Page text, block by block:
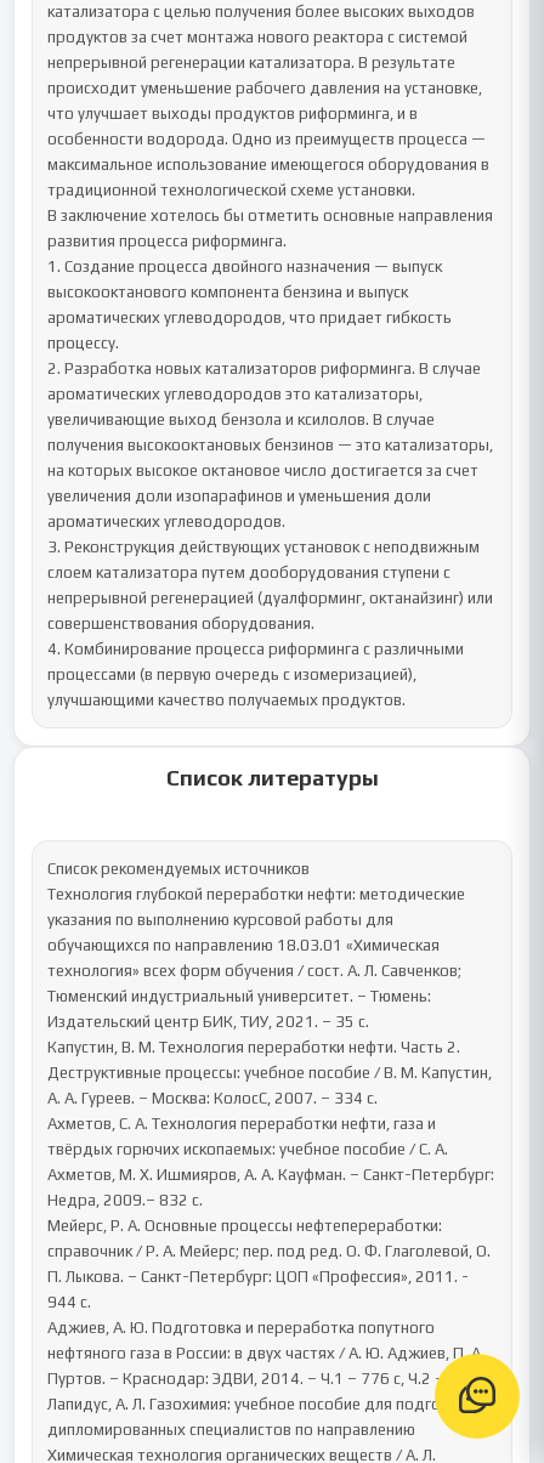
катализатора с целью получения более высоких выходов
продуктов за счет монтажа нового реактора с системой
непрерывной регенерации катализатора. В результате
происходит уменьшение рабочего давления на установке,
что улучшает выходы продуктов риформинга, и в
особенности водорода. Одно из преимуществ процесса —
максимальное использование имеющегося оборудования в
традиционной технологической схеме установки.
В заключение хотелось бы отметить основные направления
развития процесса риформинга.
1. Создание процесса двойного назначения — выпуск
высокооктанового компонента бензина и выпуск
ароматических углеводородов, что придает гибкость
процессу.
2. Разработка новых катализаторов риформинга. В случае
ароматических углеводородов это катализаторы,
увеличивающие выход бензола и ксилолов. В случае
получения высокооктановых бензинов — это катализаторы,
на которых высокое октановое число достигается за счет
увеличения доли изопарафинов и уменьшения доли
ароматических углеводородов.
3. Реконструкция действующих установок с неподвижным
слоем катализатора путем дооборудования ступени с
непрерывной регенерацией (дуалформинг, октанайзинг) или
совершенствования оборудования.
4. Комбинирование процесса риформинга с различными
процессами (в первую очередь с изомеризацией),
улучшающими качество получаемых продуктов.
Список литературы
Список рекомендуемых источников
Технология глубокой переработки нефти: методические
указания по выполнению курсовой работы для
обучающихся по направлению 18.03.01 «Химическая
технология» всех форм обучения / сост. А. Л. Савченков;
Тюменский индустриальный университет. – Тюмень:
Издательский центр БИК, ТИУ, 2021. – 35 с.
Капустин, В. М. Технология переработки нефти. Часть 2.
Деструктивные процессы: учебное пособие / В. М. Капустин,
А. А. Гуреев. – Москва: КолосС, 2007. – 334 с.
Ахметов, С. А. Технология переработки нефти, газа и
твёрдых горючих ископаемых: учебное пособие / С. А.
Ахметов, М. Х. Ишмияров, А. А. Кауфман. – Санкт-Петербург:
Недра, 2009.– 832 с.
Мейерс, Р. А. Основные процессы нефтепереработки:
справочник / Р. А. Мейерс; пер. под ред. О. Ф. Глаголевой, О.
П. Лыкова. – Санкт-Петербург: ЦОП «Профессия», 2011. -
944 с.
Аджиев, А. Ю. Подготовка и переработка попутного
нефтяного газа в России: в двух частях / А. Ю. Аджиев, П. А.
Пуртов. – Краснодар: ЭДВИ, 2014. – Ч.1 – 776 с, Ч.2 – 508 с.
Лапидус, А. Л. Газохимия: учебное пособие для подготовки
дипломированных специалистов по направлению
Химическая технология органических веществ / А. Л.